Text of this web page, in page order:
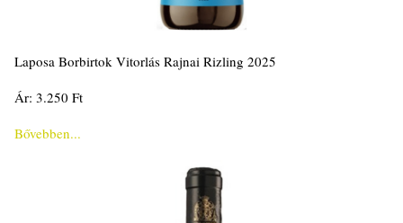
Laposa Borbirtok Vitorlás Rajnai Rizling 2025
Ár: 3.250 Ft
Bővebben...